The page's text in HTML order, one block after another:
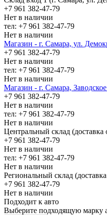
+7 961 382-47-79
Нет в наличии
тел: +7 961 382-47-79
Нет в наличии
Магазин - г. Самара, ул.
+7 961 382-47-79
Нет в наличии
тел: +7 961 382-47-79
Нет в наличии
Магазин - г. Самара,
+7 961 382-47-79
Нет в наличии
тел: +7 961 382-47-79
Нет в наличии
Центральный склад (доставка
+7 961 382-47-79
Нет в наличии
тел: +7 961 382-47-79
Нет в наличии
Региональный склад
+7 961 382-47-79
Нет в наличии
Подходит к авто
Выберите подходящую марку